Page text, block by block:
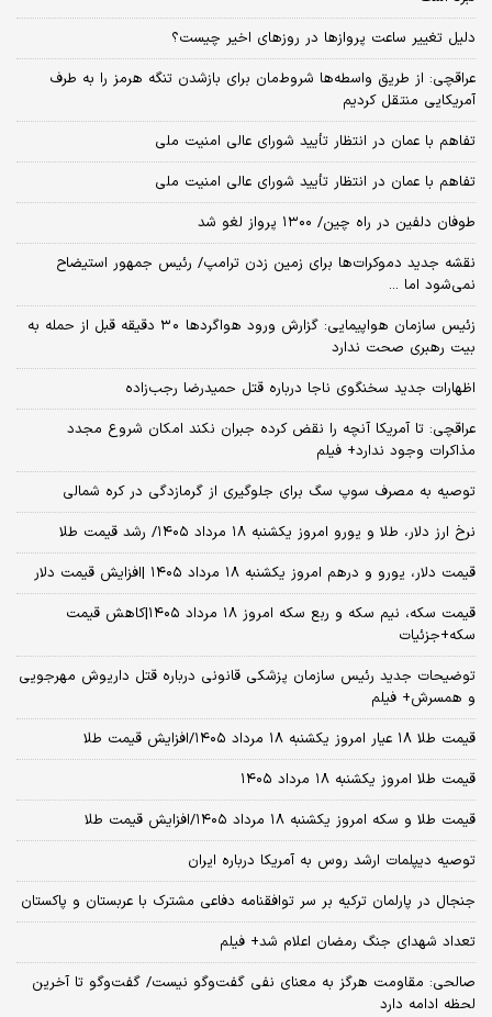
دلیل تغییر ساعت پروازها در روزهای اخیر چیست؟
عراقچی: از طریق واسطه‌ها شروط‌مان برای بازشدن تنگه هرمز را به طرف
آمریکایی منتقل کردیم
تفاهم با عمان در انتظار تأیید شورای عالی امنیت ملی
تفاهم با عمان در انتظار تأیید شورای عالی امنیت ملی
طوفان دلفین در راه چین/ ۱۳۰۰ پرواز لغو شد
نقشه جدید دموکرات‌ها برای زمین زدن ترامپ/ رئیس جمهور استیضاح
نمی‌شود اما ...
زئیس سازمان هواپیمایی: گزارش ورود هواگردها ٣٠ دقیقه قبل از حمله به
بیت رهبری صحت ندارد
اظهارات جدید سخنگوی ناجا درباره قتل حمیدرضا رجب‌زاده
عراقچی: تا آمریکا آنچه را نقض کرده جبران نکند امکان شروع مجدد
مذاکرات وجود ندارد+ فیلم
توصیه به مصرف سوپ سگ برای جلوگیری از گرمازدگی در کره شمالی
نرخ ارز دلار، طلا و یورو امروز یکشنبه ۱۸ مرداد ۱۴۰۵/ رشد قیمت طلا
قیمت دلار، یورو و درهم امروز یکشنبه ۱۸ مرداد ۱۴۰۵ |افزایش قیمت دلار
قیمت سکه، نیم سکه و ربع سکه امروز ۱۸ مرداد ۱۴۰۵|کاهش قیمت
سکه+جزئیات
توضیحات جدید رئیس سازمان پزشکی قانونی درباره قتل داریوش مهرجویی
و همسرش+ فیلم
قیمت طلا ۱۸ عیار امروز یکشنبه ۱۸ مرداد ۱۴۰۵/افزایش قیمت طلا
قیمت طلا امروز یکشنبه ۱۸ مرداد ۱۴۰۵
قیمت طلا و سکه امروز یکشنبه ۱۸ مرداد ۱۴۰۵/افزایش قیمت طلا
توصیه دیپلمات ارشد روس به آمریکا درباره ایران
جنجال در پارلمان ترکیه بر سر توافقنامه دفاعی مشترک با عربستان و پاکستان
تعداد شهدای جنگ رمضان اعلام شد+ فیلم
صالحی: مقاومت هرگز به معنای نفی گفت‌وگو نیست/ گفت‌وگو تا آخرین
لحظه ادامه دارد